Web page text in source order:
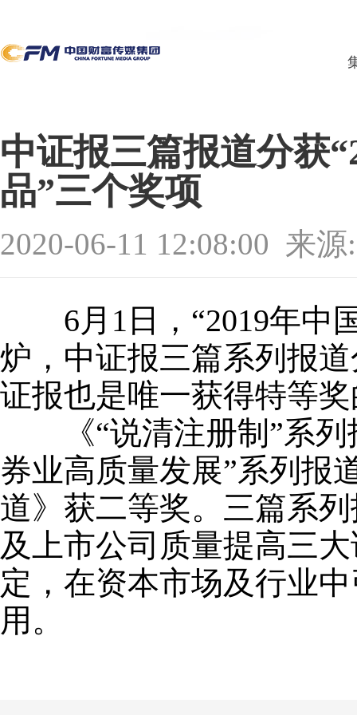
中证报三篇报道分获
品”三个奖项
2020-06-11 12:08:00 来源
6月1日，“2019年中
炉，中证报三篇系列报
证报也是唯一获得特等
《“说清注册制”系列
券业高质量发展”系列报
道》获二等奖。三篇系
及上市公司质量提高三
定，在资本市场及行业
用。